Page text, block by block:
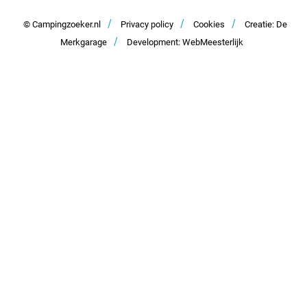
Contact
© Campingzoeker.nl / Privacy policy / Cookies /
Creatie: De
Merkgarage
/ Development: WebMeesterlijk